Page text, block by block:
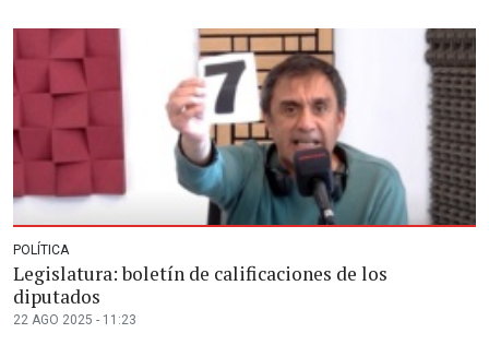
POLÍTICA
Legislatura: boletín de calificaciones de los
diputados
22 AGO 2025 - 11:23